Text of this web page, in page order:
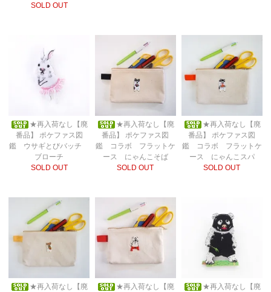
SOLD OUT
★再入荷なし【廃
番品】 ポケファス図
鑑 ウサギとびバッチ
ブローチ
SOLD OUT
★再入荷なし【廃
番品】 ポケファス図
鑑 コラボ フラットケ
ース にゃんこそば
SOLD OUT
★再入荷なし【廃
番品】 ポケファス図
鑑 コラボ フラットケ
ース にゃんこスパ
SOLD OUT
★再入荷なし【廃
★再入荷なし【廃
★再入荷なし【廃